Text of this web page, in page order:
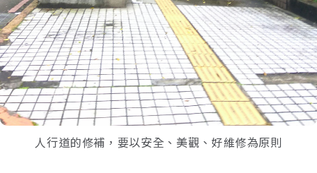
人行道的修補，要以安全、美觀、好維修為原則